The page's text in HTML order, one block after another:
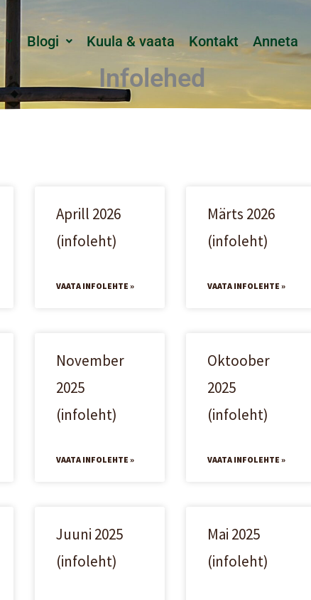
Blogi Kuula & vaata Kontakt Anneta
Infolehed
Aprill 2026
(infoleht)
VAATA INFOLEHTE »
Märts 2026
(infoleht)
VAATA INFOLEHTE »
November
2025
(infoleht)
VAATA INFOLEHTE »
Oktoober
2025
(infoleht)
VAATA INFOLEHTE »
Juuni 2025
(infoleht)
Mai 2025
(infoleht)